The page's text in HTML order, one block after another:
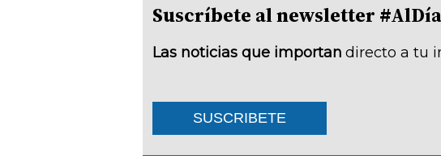
Suscríbete al newsletter
Las noticias que importan directo a tu
SUSCRIBETE